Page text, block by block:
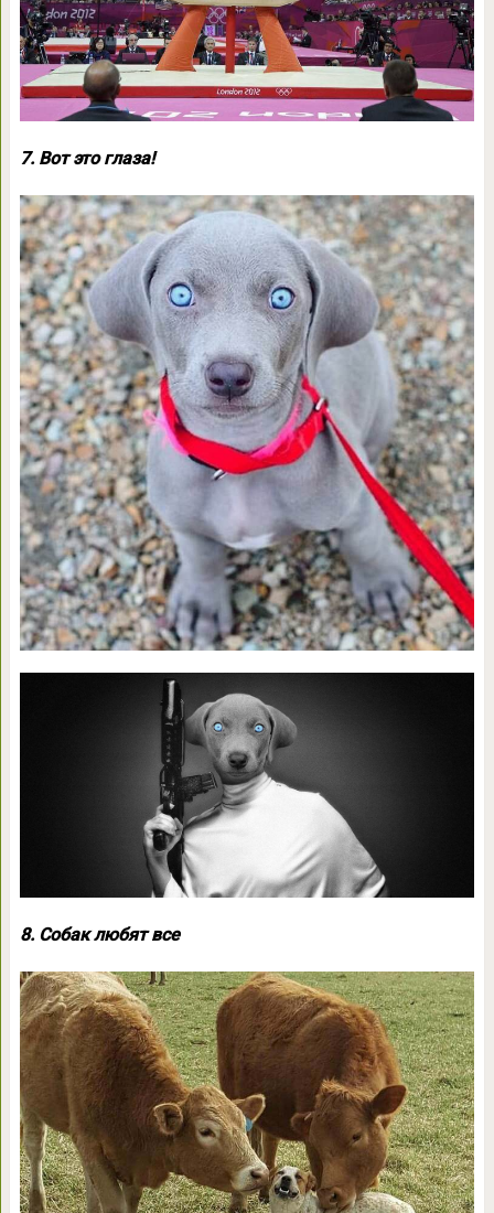
7. Вот это глаза!
8. Собак любят все